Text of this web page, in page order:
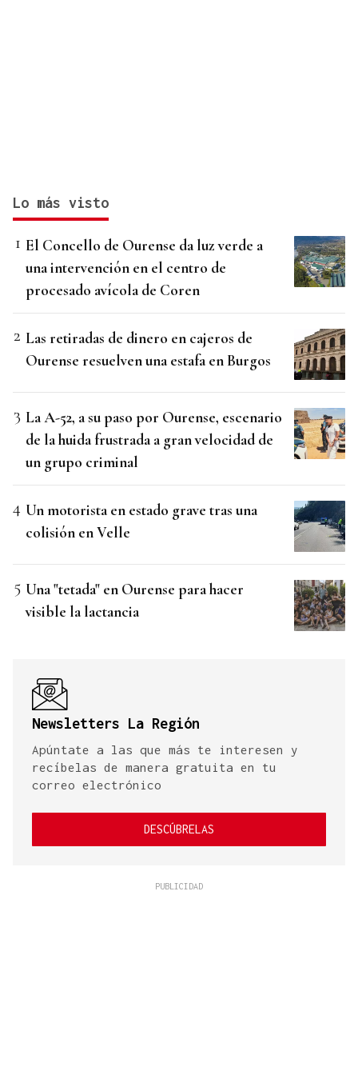
Lo más visto
El Concello de Ourense da luz verde a
una intervención en el centro de
procesado avícola de Coren
Las retiradas de dinero en cajeros de
Ourense resuelven una estafa en Burgos
La A-52, a su paso por Ourense, escenario
de la huida frustrada a gran velocidad de
un grupo criminal
Un motorista en estado grave tras una
colisión en Velle
Una "tetada" en Ourense para hacer
visible la lactancia
Newsletters La Región
Apúntate a las que más te interesen y
recíbelas de manera gratuita en tu
correo electrónico
DESCÚBRELAS